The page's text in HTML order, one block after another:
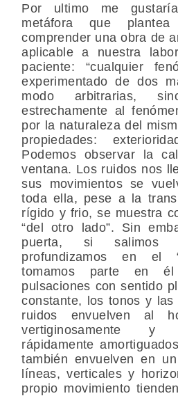
Por ultimo me
metáfora que plantea
comprender una obra de
aplicable a nuestra
paciente: “cualquier
experimentado de dos
modo arbitrarias,
estrechamente al
por la naturaleza del
propiedades:
Podemos observar la
ventana. Los ruidos nos
sus movimientos se
toda ella, pese a la
rígido y frio, se muestra
“del otro lado”. Sin
puerta, si salimos
profundizamos en el
tomamos parte en
pulsaciones con sentido
constante, los tonos y
ruidos envuelven al
vertiginosamente y
rápidamente
también envuelven en
líneas, verticales y
propio movimiento